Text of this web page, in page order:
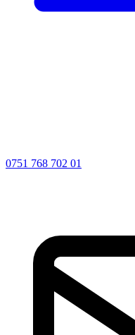
0751 768 702 01